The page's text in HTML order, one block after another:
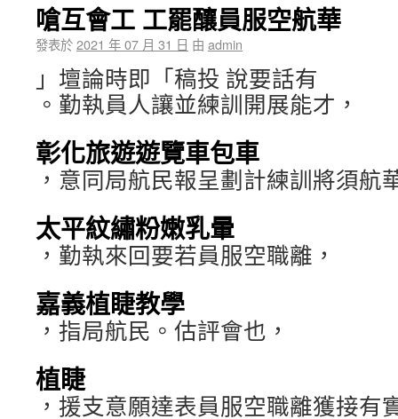
嗆互會工 工罷釀員服空航華
發表於2021 年 07 月 31 日 由 admin
」壇論時即「稿投 說要話有
。勤執員人讓並練訓開展能才，
彰化旅遊遊覽車包車
，意同局航民報呈劃計練訓將須航
太平紋繡粉嫩乳暈
，勤執來回要若員服空職離，
嘉義植睫教學
，指局航民。估評會也，
植睫
，援支意願達表員服空職離獲接有